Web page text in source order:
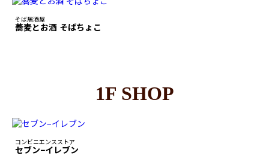
そば居酒屋
蕎麦とお酒 そばちょこ
1F SHOP
コンビニエンスストア
セブン−イレブン